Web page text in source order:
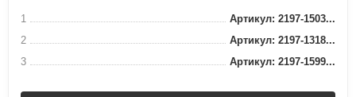
1
Артикул: 2197-1503...
2
Артикул: 2197-1318...
3
Артикул: 2197-1599...